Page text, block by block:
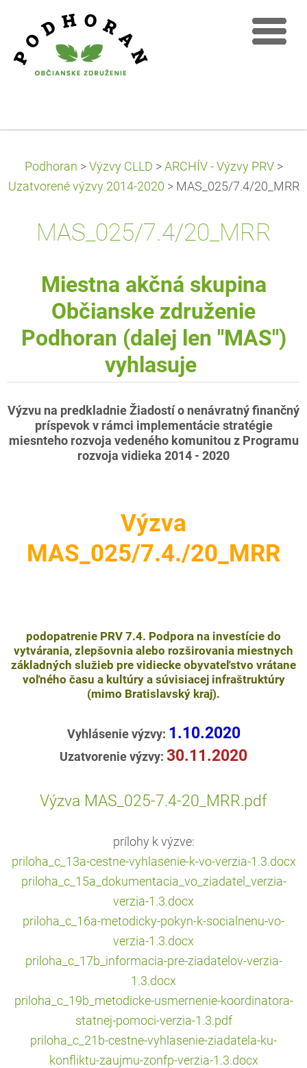
Podhoran > Výzvy CLLD > ARCHÍV - Výzvy PRV >
Uzatvorené výzvy 2014-2020 > MAS_025/7.4/20_MRR
MAS_025/7.4/20_MRR
Miestna akčná skupina
Občianske združenie
Podhoran (dalej len "MAS")
vyhlasuje
Výzvu na predkladnie Žiadostí o nenávratný finančný
príspevok v rámci implementácie stratégie
miesnteho rozvoja vedeného komunitou z Programu
rozvoja vidieka 2014 - 2020
Výzva
MAS_025/7.4./20_MRR
podopatrenie PRV 7.4. Podpora na investície do
vytvárania, zlepšovnia alebo rozširovania miestnych
základných služieb pre vidiecke obyvateľstvo vrátane
voľného času a kultúry a súvisiacej infraštruktúry
(mimo Bratislavský kraj).
Vyhlásenie výzvy: 1.10.2020
Uzatvorenie výzvy: 30.11.2020
Výzva MAS_025-7.4-20_MRR.pdf
prílohy k výzve:
priloha_c_13a-cestne-vyhlasenie-k-vo-verzia-1.3.docx
priloha_c_15a_dokumentacia_vo_ziadatel_verzia-
verzia-1.3.docx
priloha_c_16a-metodicky-pokyn-k-socialnenu-vo-
verzia-1.3.docx
priloha_c_17b_informacia-pre-ziadatelov-verzia-
1.3.docx
priloha_c_19b_metodicke-usmernenie-koordinatora-
statnej-pomoci-verzia-1.3.pdf
priloha_c_21b-cestne-vyhlasenie-ziadatela-ku-
konfliktu-zaujmu-zonfp-verzia-1.3.docx